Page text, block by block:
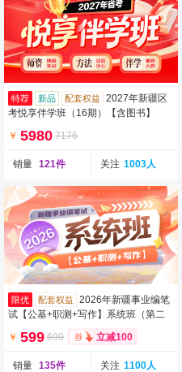
特荐 新品 配套权益
2027年新疆区
考悦享伴学班（16期）【含图书】
￥ 5980 7176
销量 121件 关注 1003人
限优 配套权益
2026年新疆事业编笔
试【公基+职测+写作】系统班（第二
￥ 599 699 立减100
销量 135件 关注 1100人